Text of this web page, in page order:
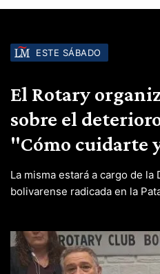
ESTE SÁBADO
El Rotary
sobre el
"Cómo cuidarte
La misma estará a cargo de la
bolivarense radicada en la